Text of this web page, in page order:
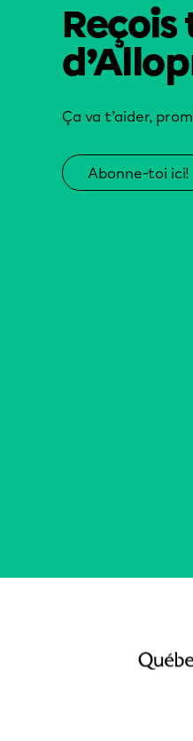
Ça va t’aider,
Abonne-toi ici!